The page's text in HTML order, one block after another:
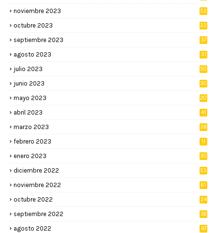
noviembre 2023 52
octubre 2023 22
septiembre 2023 37
agosto 2023 31
julio 2023 50
junio 2023 30
mayo 2023 20
abril 2023 41
marzo 2023 38
febrero 2023 11
enero 2023 30
diciembre 2022 55
noviembre 2022 61
octubre 2022 24
septiembre 2022 36
agosto 2022 47